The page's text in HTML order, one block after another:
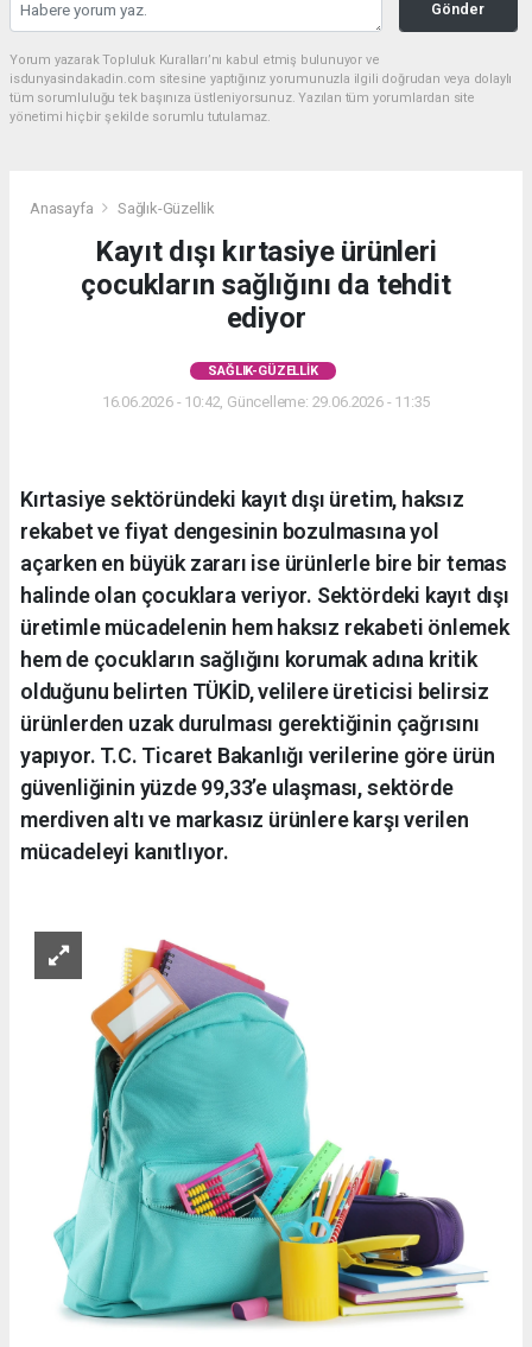
Gönder
Yorum yazarak Topluluk Kuralları’nı kabul etmiş bulunuyor ve
isdunyasindakadin.com sitesine yaptığınız yorumunuzla ilgili doğrudan veya dolaylı
tüm sorumluluğu tek başınıza üstleniyorsunuz. Yazılan tüm yorumlardan site
yönetimi hiçbir şekilde sorumlu tutulamaz.
Anasayfa Sağlık-Güzellik
Kayıt dışı kırtasiye ürünleri
çocukların sağlığını da tehdit
ediyor
SAĞLIK-GÜZELLIK
16.06.2026 - 10:42, Güncelleme: 29.06.2026 - 11:35
Kırtasiye sektöründeki kayıt dışı üretim, haksız
rekabet ve fiyat dengesinin bozulmasına yol
açarken en büyük zararı ise ürünlerle bire bir temas
halinde olan çocuklara veriyor. Sektördeki kayıt dışı
üretimle mücadelenin hem haksız rekabeti önlemek
hem de çocukların sağlığını korumak adına kritik
olduğunu belirten TÜKİD, velilere üreticisi belirsiz
ürünlerden uzak durulması gerektiğinin çağrısını
yapıyor. T.C. Ticaret Bakanlığı verilerine göre ürün
güvenliğinin yüzde 99,33’e ulaşması, sektörde
merdiven altı ve markasız ürünlere karşı verilen
mücadeleyi kanıtlıyor.